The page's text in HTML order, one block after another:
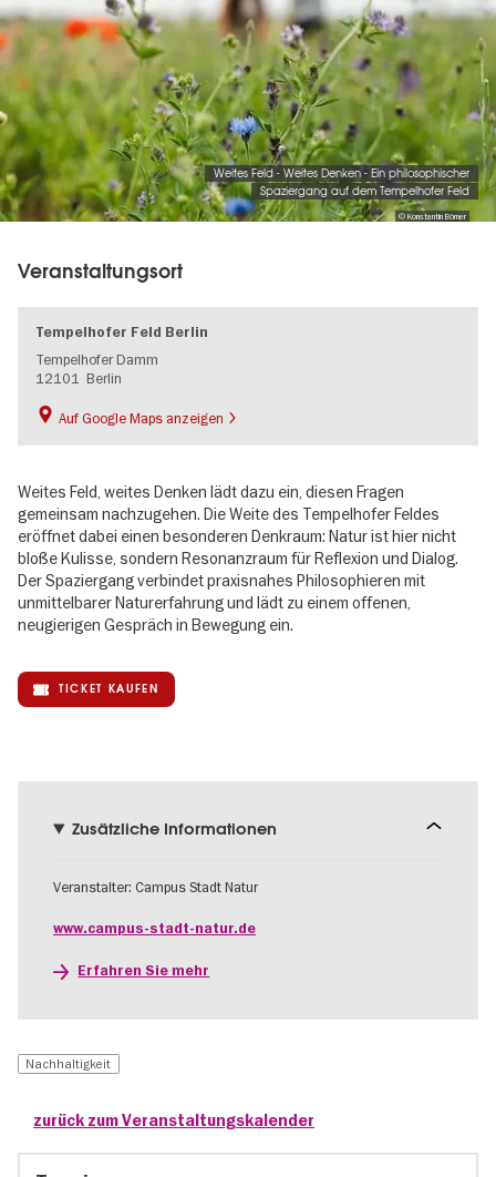
© Konstantin Börner
Weites Feld - Weites Denken - Ein philosophischer
Spaziergang auf dem Tempelhofer Feld
Veranstaltungsort
Tempelhofer Feld Berlin
Tempelhofer Damm
12101 Berlin
Auf Google Maps anzeigen
Weites Feld, weites Denken lädt dazu ein, diesen Fragen
gemeinsam nachzugehen. Die Weite des Tempelhofer Feldes
eröffnet dabei einen besonderen Denkraum: Natur ist hier nicht
bloße Kulisse, sondern Resonanzraum für Reflexion und Dialog.
Der Spaziergang verbindet praxisnahes Philosophieren mit
unmittelbarer Naturerfahrung und lädt zu einem offenen,
neugierigen Gespräch in Bewegung ein.
TICKET KAUFEN
Zusätzliche Informationen
Veranstalter: Campus Stadt Natur
www.campus-stadt-natur.de
Erfahren Sie mehr
Nachhaltigkeit
zurück zum Veranstaltungskalender